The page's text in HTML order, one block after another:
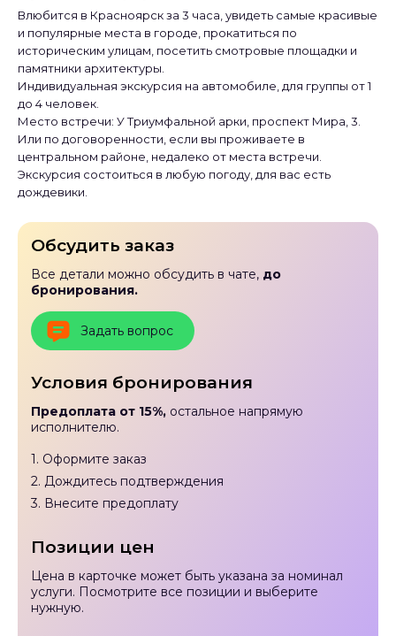
Влюбится в Красноярск за 3 часа, увидеть самые красивые
и популярные места в городе, прокатиться по
историческим улицам, посетить смотровые площадки и
памятники архитектуры.
Индивидуальная экскурсия на автомобиле, для группы от 1
до 4 человек.
Место встречи: У Триумфальной арки, проспект Мира, 3.
Или по договоренности, если вы проживаете в
центральном районе, недалеко от места встречи.
Экскурсия состоиться в любую погоду, для вас есть
дождевики.
Обсудить заказ
Все детали можно обсудить в чате, до
бронирования.
Задать вопрос
Условия бронирования
Предоплата от 15%, остальное напрямую
исполнителю.
1. Оформите заказ
2. Дождитесь подтверждения
3. Внесите предоплату
Позиции цен
Цена в карточке может быть указана за номинал
услуги. Посмотрите все позиции и выберите
нужную.